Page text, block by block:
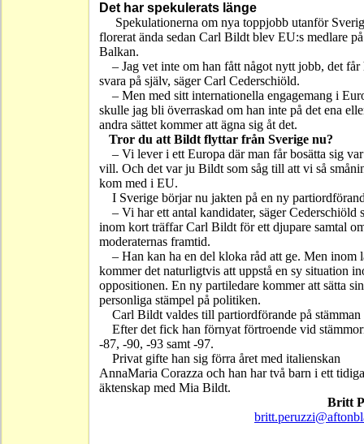
Det har spekulerats länge
Spekulationerna om nya toppjobb utanför
florerat ända sedan Carl Bildt blev EU:s medlare på
Balkan.
– Jag vet inte om han fått något nytt jobb, det får
svara på själv, säger Carl Cederschiöld.
– Men med sitt internationella engagemang i
skulle jag bli överraskad om han inte på det ena
andra sättet kommer att ägna sig åt det.
Tror du att Bildt flyttar från Sverige nu?
– Vi lever i ett Europa där man får bosätta sig
vill. Och det var ju Bildt som såg till att vi så
kom med i EU.
I Sverige börjar nu jakten på en ny
– Vi har ett antal kandidater, säger Cederschiöld
inom kort träffar Carl Bildt för ett djupare samtal
moderaternas framtid.
– Han kan ha en del kloka råd att ge. Men inom
kommer det naturligtvis att uppstå en sy situation
oppositionen. En ny partiledare kommer att sätta sin
personliga stämpel på politiken.
Carl Bildt valdes till partiordförande på stämman
Efter det fick han förnyat förtroende vid
-87, -90, -93 samt -97.
Privat gifte han sig förra året med italienskan
AnnaMaria Corazza och han har två barn i ett
äktenskap med Mia Bildt.
Britt